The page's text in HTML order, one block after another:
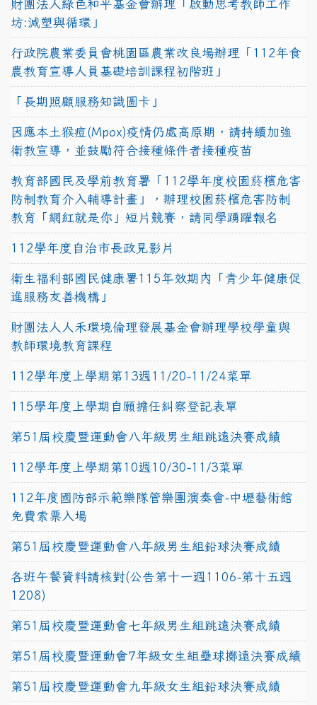
財團法人綠色和平基金會辦理「啟動思考教師工作
坊:減塑與循環」
行政院農業委員會桃園區農業改良場辦理「112年食
農教育宣導人員基礎培訓課程初階班」
「長期照顧服務知識圖卡」
因應本土猴痘(Mpox)疫情仍處高原期，請持續加強
衛教宣導，並鼓勵符合接種條件者接種疫苗
教育部國民及學前教育署「112學年度校園菸檳危害
防制教育介入輔導計畫」，辦理校園菸檳危害防制
教育「網紅就是你」短片競賽，請同學踴躍報名
112學年度自治市長政見影片
衛生福利部國民健康署115年效期內「青少年健康促
進服務友善機構」
財團法人人禾環境倫理發展基金會辦理學校學童與
教師環境教育課程
112學年度上學期第13週11/20-11/24菜單
115學年度上學期自願擔任糾察登記表單
第51屆校慶暨運動會八年級男生組跳遠決賽成績
112學年度上學期第10週10/30-11/3菜單
112年度國防部示範樂隊管樂團演奏會-中壢藝術館
免費索票入場
第51屆校慶暨運動會八年級男生組鉛球決賽成績
各班午餐資料請核對(公告第十一週1106-第十五週
1208)
第51屆校慶暨運動會七年級男生組跳遠決賽成績
第51屆校慶暨運動會7年級女生組壘球擲遠決賽成績
第51屆校慶暨運動會九年級女生組鉛球決賽成績